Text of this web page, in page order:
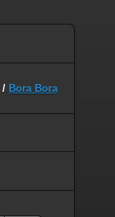
/ Bora Bora